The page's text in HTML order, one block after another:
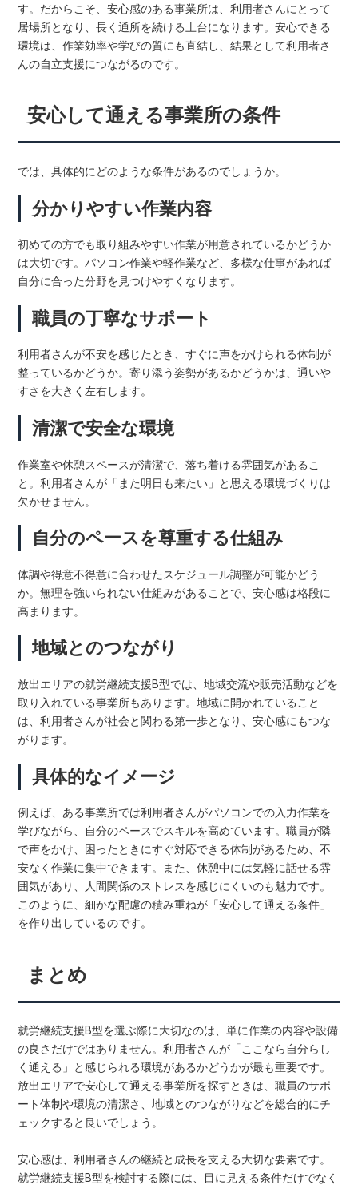
す。だからこそ、安心感のある事業所は、利用者さんにとって
居場所となり、長く通所を続ける土台になります。安心できる
環境は、作業効率や学びの質にも直結し、結果として利用者さ
んの自立支援につながるのです。
安心して通える事業所の条件
では、具体的にどのような条件があるのでしょうか。
分かりやすい作業内容
初めての方でも取り組みやすい作業が用意されているかどうか
は大切です。パソコン作業や軽作業など、多様な仕事があれば
自分に合った分野を見つけやすくなります。
職員の丁寧なサポート
利用者さんが不安を感じたとき、すぐに声をかけられる体制が
整っているかどうか。寄り添う姿勢があるかどうかは、通いや
すさを大きく左右します。
清潔で安全な環境
作業室や休憩スペースが清潔で、落ち着ける雰囲気があるこ
と。利用者さんが「また明日も来たい」と思える環境づくりは
欠かせません。
自分のペースを尊重する仕組み
体調や得意不得意に合わせたスケジュール調整が可能かどう
か。無理を強いられない仕組みがあることで、安心感は格段に
高まります。
地域とのつながり
放出エリアの就労継続支援B型では、地域交流や販売活動などを
取り入れている事業所もあります。地域に開かれていること
は、利用者さんが社会と関わる第一歩となり、安心感にもつな
がります。
具体的なイメージ
例えば、ある事業所では利用者さんがパソコンでの入力作業を
学びながら、自分のペースでスキルを高めています。職員が隣
で声をかけ、困ったときにすぐ対応できる体制があるため、不
安なく作業に集中できます。また、休憩中には気軽に話せる雰
囲気があり、人間関係のストレスを感じにくいのも魅力です。
このように、細かな配慮の積み重ねが「安心して通える条件」
を作り出しているのです。
まとめ
就労継続支援B型を選ぶ際に大切なのは、単に作業の内容や設備
の良さだけではありません。利用者さんが「ここなら自分らし
く通える」と感じられる環境があるかどうかが最も重要です。
放出エリアで安心して通える事業所を探すときは、職員のサポ
ート体制や環境の清潔さ、地域とのつながりなどを総合的にチ
ェックすると良いでしょう。
安心感は、利用者さんの継続と成長を支える大切な要素です。
就労継続支援B型を検討する際には、目に見える条件だけでなく